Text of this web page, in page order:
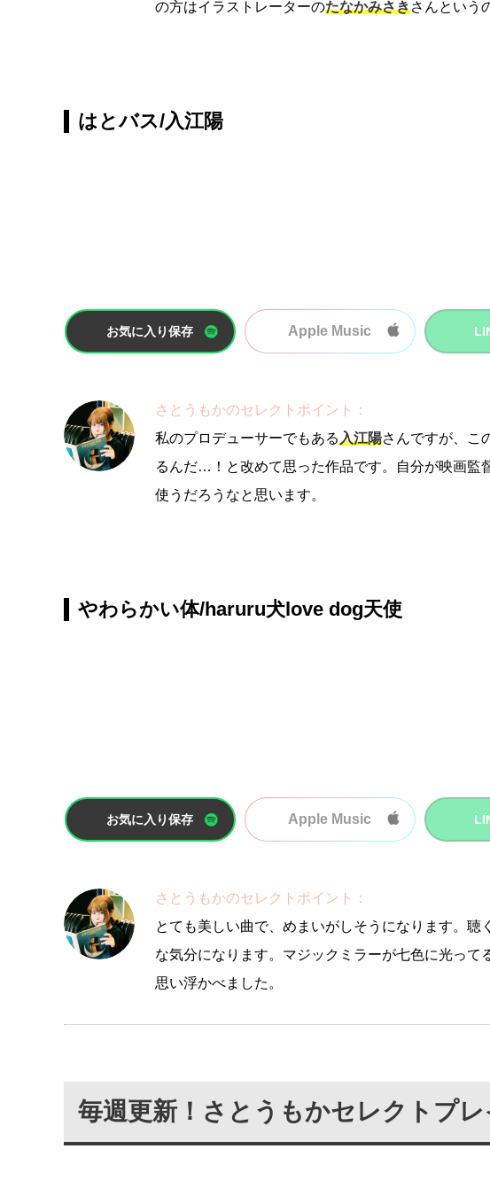
の方はイラストレーターのたなかみさきさんという
はとバス/入江陽
お気に入り保存 Apple Music
さとうもかのセレクトポイント：
私のプロデューサーでもある入江陽さんですが、こ
るんだ…！と改めて思った作品です。自分が映画監
使うだろうなと思います。
やわらかい体/haruru犬love dog天使
お気に入り保存 Apple Music
さとうもかのセレクトポイント：
とても美しい曲で、めまいがしそうになります。
な気分になります。マジックミラーが七色に光っ
思い浮かべました。
毎週更新！さとうもかセレクトプレ